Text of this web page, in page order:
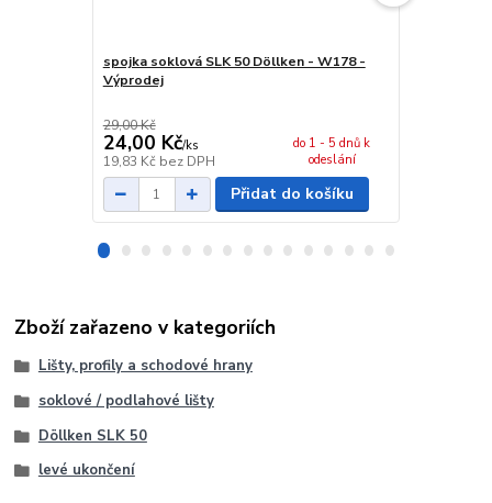
spojka soklová SLK 50 Döllken - W178 -
Výprodej
29,00 Kč
24,00 Kč/ks
19,83 Kč bez DPH
do 1 - 5 dnů k
odeslání
Přidat do košíku
Zboží zařazeno v kategoriích
Lišty, profily a schodové hrany
soklové / podlahové lišty
Döllken SLK 50
levé ukončení